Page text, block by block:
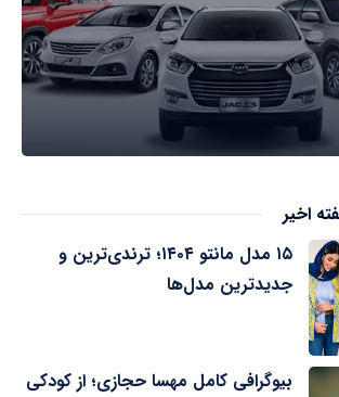
اخیر
۱۵ مدل مانتو ۱۴۰۴؛ ترندی‌ترین و
جدیدترین مدل‌ها
بیوگرافی کامل مهسا حجازی؛ از کودکی